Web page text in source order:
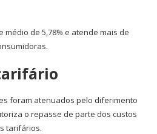
médio de 5,78% e atende mais de
foram atenuados pelo diferimento
o repasse de parte dos custos
tarifários.